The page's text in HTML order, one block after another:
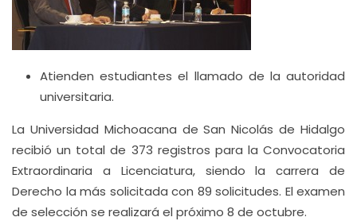
Atienden estudiantes el llamado de la autoridad
universitaria.
La Universidad Michoacana de San Nicolás de Hidalgo
recibió un total de 373 registros para la Convocatoria
Extraordinaria a Licenciatura, siendo la carrera de
Derecho la más solicitada con 89 solicitudes. El examen
de selección se realizará el próximo 8 de octubre.